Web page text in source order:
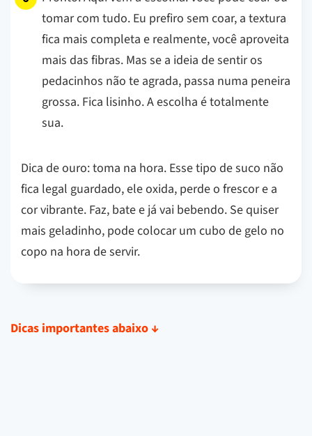
tomar com tudo. Eu prefiro sem coar, a textura
fica mais completa e realmente, você aproveita
mais das fibras. Mas se a ideia de sentir os
pedacinhos não te agrada, passa numa peneira
grossa. Fica lisinho. A escolha é totalmente
sua.
Dica de ouro: toma na hora. Esse tipo de suco não
fica legal guardado, ele oxida, perde o frescor e a
cor vibrante. Faz, bate e já vai bebendo. Se quiser
mais geladinho, pode colocar um cubo de gelo no
copo na hora de servir.
Dicas importantes abaixo ↓